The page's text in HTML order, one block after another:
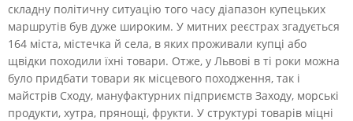
складну політичну ситуацію того часу діапазон купецьких
маршрутів був дуже широким. У митних реєстрах згадується
164 міста, містечка й села, в яких проживали купці або
щвідки походили їхні товари. Отже, у Львові в ті роки можна
було придбати товари як місцевого походження, так і
майстрів Сходу, мануфактурних підприємств Заходу, морські
продукти, хутра, прянощі, фрукти. У структурі товарів міцні